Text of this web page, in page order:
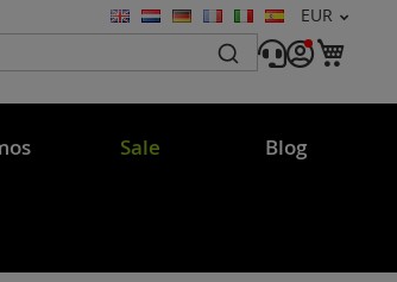
Moneda
EUR
Lenguaje
Sale Blog